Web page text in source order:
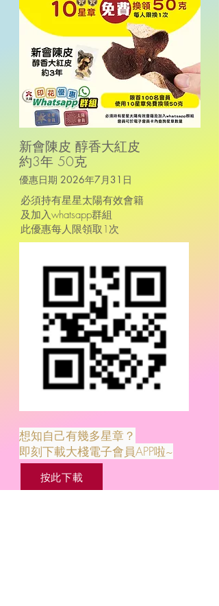
新會陳皮 醇香大紅皮
約3年 50克
必須持有星星太陽有效會籍
及加入whatsapp群組
此優惠​每人限領取1次
優惠日期 2026年7月31日
想知自己有幾多星章？
即刻下載大棧電子會員APP啦~
按此下載